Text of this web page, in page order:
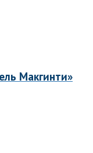
Макгинти»